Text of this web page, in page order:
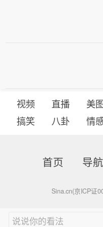
视频 直播 美
搞笑
八卦 情
首页 导航
Sina.cn(京ICP证
说说你的看法